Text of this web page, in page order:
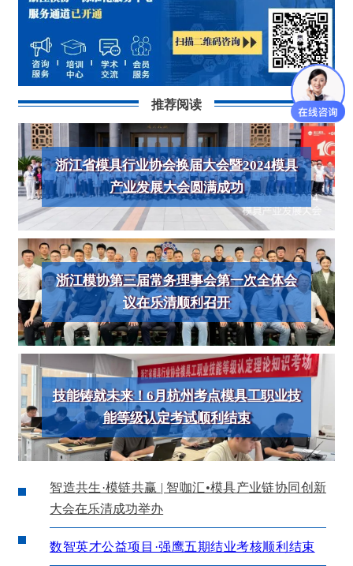
推荐阅读
浙江省模具行业协会换届大会暨2024模具
产业发展大会圆满成功
浙江模协第三届常务理事会第一次全体会
议在乐清顺利召开
技能铸就未来！6月杭州考点模具工职业技
能等级认定考试顺利结束
智造共生·模链共赢 | 智咖汇•模具产业链协同创新
大会在乐清成功举办
数智英才公益项目·强鹰五期结业考核顺利结束